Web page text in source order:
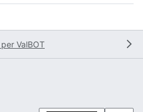
per ValBOT